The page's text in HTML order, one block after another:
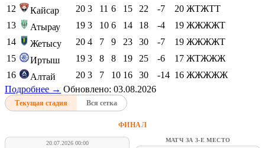
12
Кайсар 20 3 11 6 15 22 -7 20 ЖТЖТТ
13
Атырау 19 3 10 6 14 18 -4 19 ЖЖЖЖТ
14
Жетысу 20 4 7 9 23 30 -7 19 ЖЖЖЖТ
15
Иртыш 19 3 8 8 19 25 -6 17 ЖТЖЖЖ
16
Алтай 20 3 7 10 16 30 -14 16 ЖЖЖЖЖ
Подробнее → Обновлено: 03.08.2026
Текущая стадия Вся сетка
ФИНАЛ
20.07.2026 00:00
МАТЧ ЗА 3-Е МЕСТО